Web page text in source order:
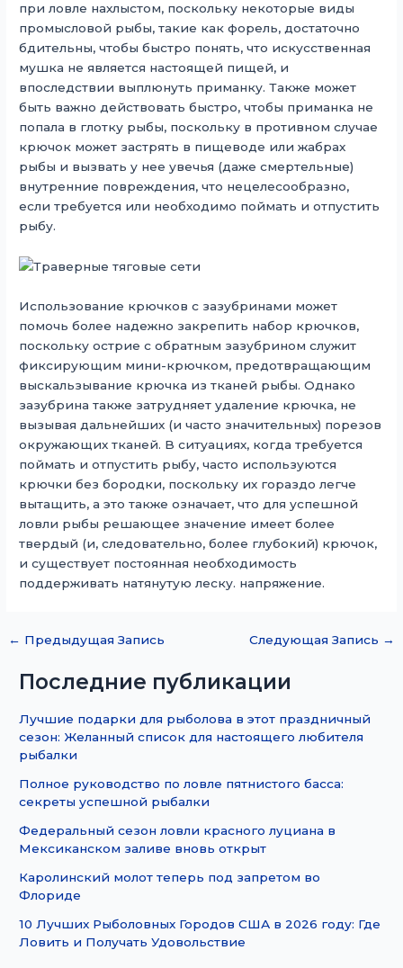
при ловле нахлыстом, поскольку некоторые виды
промысловой рыбы, такие как форель, достаточно
бдительны, чтобы быстро понять, что искусственная
мушка не является настоящей пищей, и
впоследствии выплюнуть приманку. Также может
быть важно действовать быстро, чтобы приманка не
попала в глотку рыбы, поскольку в противном случае
крючок может застрять в пищеводе или жабрах
рыбы и вызвать у нее увечья (даже смертельные)
внутренние повреждения, что нецелесообразно,
если требуется или необходимо поймать и отпустить
рыбу.
Использование крючков с зазубринами может
помочь более надежно закрепить набор крючков,
поскольку острие с обратным зазубрином служит
фиксирующим мини-крючком, предотвращающим
выскальзывание крючка из тканей рыбы. Однако
зазубрина также затрудняет удаление крючка, не
вызывая дальнейших (и часто значительных) порезов
окружающих тканей. В ситуациях, когда требуется
поймать и отпустить рыбу, часто используются
крючки без бородки, поскольку их гораздо легче
вытащить, а это также означает, что для успешной
ловли рыбы решающее значение имеет более
твердый (и, следовательно, более глубокий) крючок,
и существует постоянная необходимость
поддерживать натянутую леску. напряжение.
← Предыдущая Запись Следующая Запись →
Последние публикации
Лучшие подарки для рыболова в этот праздничный
сезон: Желанный список для настоящего любителя
рыбалки
Полное руководство по ловле пятнистого басса:
секреты успешной рыбалки
Федеральный сезон ловли красного луциана в
Мексиканском заливе вновь открыт
Каролинский молот теперь под запретом во
Флориде
10 Лучших Рыболовных Городов США в 2026 году: Где
Ловить и Получать Удовольствие